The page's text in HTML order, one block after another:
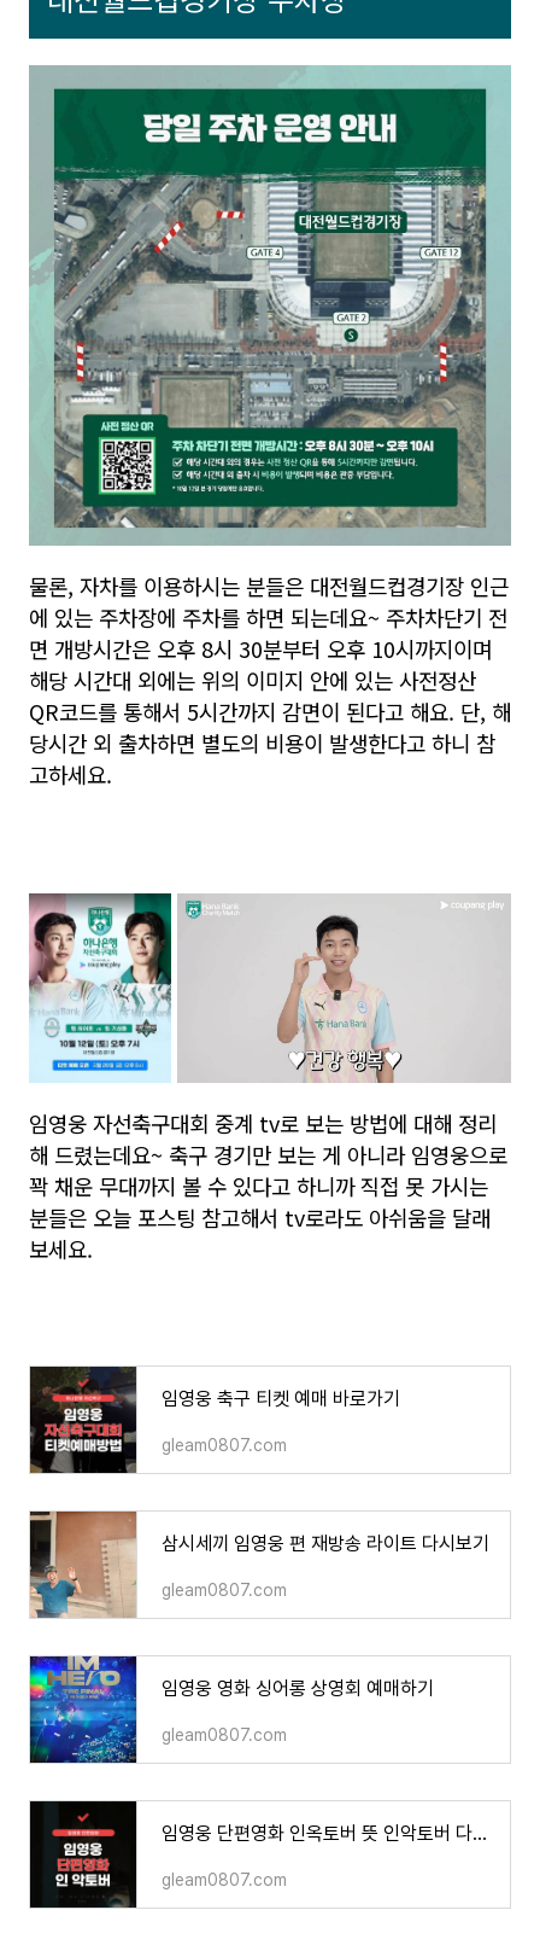
물론, 자차를 이용하시는 분들은 대전월드컵경기장 인근
에 있는 주차장에 주차를 하면 되는데요~ 주차차단기 전
면 개방시간은 오후 8시 30분부터 오후 10시까지이며
해당 시간대 외에는 위의 이미지 안에 있는 사전정산
QR코드를 통해서 5시간까지 감면이 된다고 해요. 단, 해
당시간 외 출차하면 별도의 비용이 발생한다고 하니 참
고하세요.
임영웅 자선축구대회 중계 tv로 보는 방법에 대해 정리
해 드렸는데요~ 축구 경기만 보는 게 아니라 임영웅으로
꽉 채운 무대까지 볼 수 있다고 하니까 직접 못 가시는
분들은 오늘 포스팅 참고해서 tv로라도 아쉬움을 달래
보세요.
임영웅 축구 티켓 예매 바로가기
gleam0807.com
삼시세끼 임영웅 편 재방송 라이트 다시보기
gleam0807.com
임영웅 영화 싱어롱 상영회 예매하기
gleam0807.com
임영웅 단편영화 인옥토버 뜻 인악토버 다시보기
gleam0807.com